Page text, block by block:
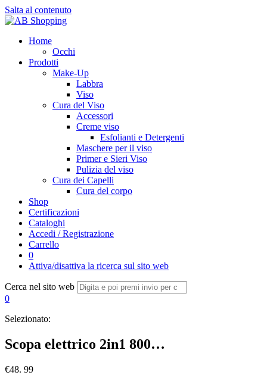
Salta al contenuto
Home
Occhi
Prodotti
Make-Up
Labbra
Viso
Cura del Viso
Accessori
Creme viso
Esfolianti e Detergenti
Maschere per il viso
Primer e Sieri Viso
Pulizia del viso
Cura dei Capelli
Cura del corpo
Shop
Certificazioni
Cataloghi
Accedi / Registrazione
Carrello
0
Attiva/disattiva la ricerca sul sito web
Cerca nel sito web
0
Selezionato:
Scopa elettrico 2in1 800…
€48. 99